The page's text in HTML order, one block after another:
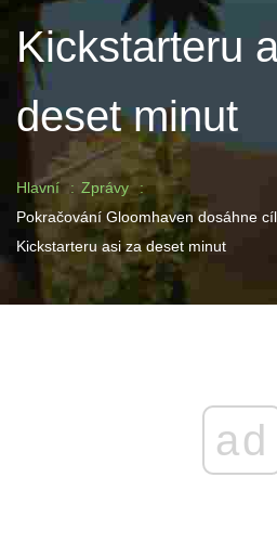
Kickstarteru
deset minut
Hlavní
Zprávy
Pokračování Gloomhaven dosáhne
Kickstarteru asi za deset minut
ad